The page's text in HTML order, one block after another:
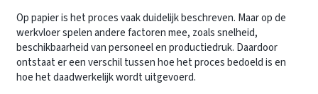
Op papier is het proces vaak duidelijk beschreven. Maar op de
werkvloer spelen andere factoren mee, zoals snelheid,
beschikbaarheid van personeel en productiedruk. Daardoor
ontstaat er een verschil tussen hoe het proces bedoeld is en
hoe het daadwerkelijk wordt uitgevoerd.